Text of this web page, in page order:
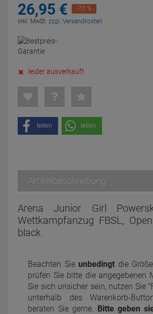
26,95 €
-70 %
inkl. MwSt. zzgl. Versandkosten
leider ausverkauft
teilen teilen
Artikelbeschreibung
Arena Junior Girl
Wettkampfanzug FBSL,
black
Beachten Sie unbedingt die
prüfen Sie bitte die angegebenen
Sie sich unsicher sein, nutzen Sie
unterhalb des Warenkorb-
beraten Sie gerne. Bitte geben